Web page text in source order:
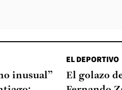
inusual”
EL DEPORTIVO
El golazo